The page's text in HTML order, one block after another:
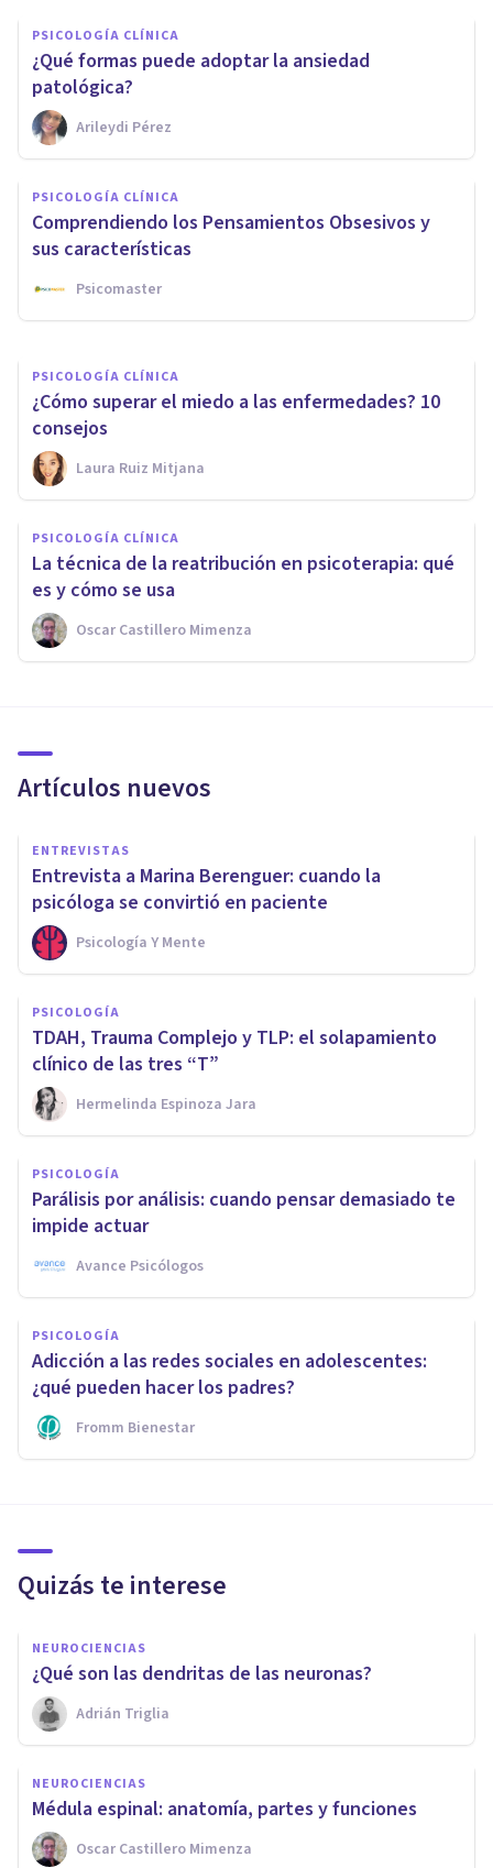
PSICOLOGÍA CLÍNICA
¿Qué formas puede adoptar la ansiedad
patológica?
Arileydi Pérez
PSICOLOGÍA CLÍNICA
Comprendiendo los Pensamientos Obsesivos y
sus características
Psicomaster
PSICOLOGÍA CLÍNICA
Hiperprosexia: síntomas y
tratamiento de este trastorno
atencional
Oscar Castillero Mimenza
PSICOLOGÍA CLÍNICA
¿Cómo superar el miedo a las enfermedades? 10
consejos
Laura Ruiz Mitjana
PSICOLOGÍA CLÍNICA
La técnica de la reatribución en psicoterapia: qué
es y cómo se usa
Oscar Castillero Mimenza
Artículos nuevos
ENTREVISTAS
Entrevista a Marina Berenguer: cuando la
psicóloga se convirtió en paciente
Psicología Y Mente
PSICOLOGÍA
TDAH, Trauma Complejo y TLP: el solapamiento
clínico de las tres “T”
Hermelinda Espinoza Jara
PSICOLOGÍA
Parálisis por análisis: cuando pensar demasiado te
impide actuar
Avance Psicólogos
PSICOLOGÍA
Adicción a las redes sociales en adolescentes:
¿qué pueden hacer los padres?
Fromm Bienestar
Quizás te interese
NEUROCIENCIAS
​¿Qué son las dendritas de las neuronas?
Adrián Triglia
NEUROCIENCIAS
​Médula espinal: anatomía, partes y funciones
Oscar Castillero Mimenza